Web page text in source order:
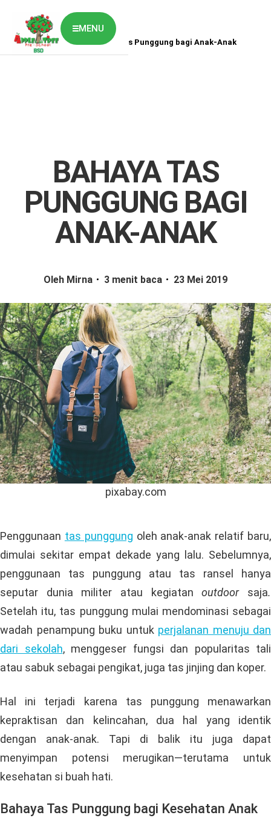
MENU
Job Vaccancy
Home News Bahaya Tas Punggung bagi Anak-Anak
BAHAYA TAS
PUNGGUNG BAGI
ANAK-ANAK
Oleh Mirna 3 menit baca 23 Mei 2019
pixabay.com
Penggunaan tas punggung oleh anak-anak relatif baru,
dimulai sekitar empat dekade yang lalu. Sebelumnya,
penggunaan tas punggung atau tas ransel hanya
seputar dunia militer atau kegiatanoutdoor saja.
Setelah itu, tas punggung mulai mendominasi sebagai
wadah penampung buku untuk perjalanan menuju dan
dari sekolah, menggeser fungsi dan popularitas tali
atau sabuk sebagai pengikat, juga tas jinjing dan koper.
Hal ini terjadi karena tas punggung menawarkan
kepraktisan dan kelincahan, dua hal yang identik
dengan anak-anak. Tapi di balik itu juga dapat
menyimpan potensi merugikan—terutama untuk
kesehatan si buah hati.
Bahaya Tas Punggung bagi Kesehatan Anak